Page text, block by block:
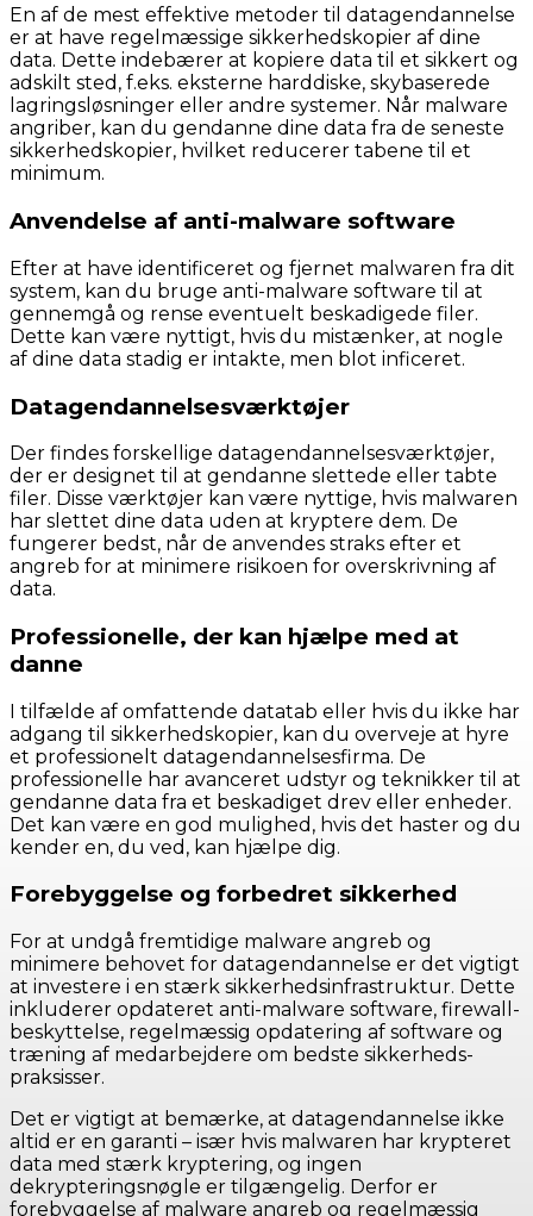
En af de mest effektive metoder til datagendannelse
er at have regelmæssige sikkerhedskopier af dine
data. Dette indebærer at kopiere data til et sikkert og
adskilt sted, f.eks. eksterne harddiske, skybaserede
lagringsløsninger eller andre systemer. Når malware
angriber, kan du gendanne dine data fra de seneste
sikkerhedskopier, hvilket reducerer tabene til et
minimum.
Anvendelse af anti-malware software
Efter at have identificeret og fjernet malwaren fra dit
system, kan du bruge anti-malware software til at
gennemgå og rense eventuelt beskadigede filer.
Dette kan være nyttigt, hvis du mistænker, at nogle
af dine data stadig er intakte, men blot inficeret.
Datagendannelsesværktøjer
Der findes forskellige datagendannelsesværktøjer,
der er designet til at gendanne slettede eller tabte
filer. Disse værktøjer kan være nyttige, hvis malwaren
har slettet dine data uden at kryptere dem. De
fungerer bedst, når de anvendes straks efter et
angreb for at minimere risikoen for overskrivning af
data.
Professionelle, der kan hjælpe med at
danne
I tilfælde af omfattende datatab eller hvis du ikke har
adgang til sikkerhedskopier, kan du overveje at hyre
et professionelt datagendannelsesfirma. De
professionelle har avanceret udstyr og teknikker til at
gendanne data fra et beskadiget drev eller enheder.
Det kan være en god mulighed, hvis det haster og du
kender en, du ved, kan hjælpe dig.
Forebyggelse og forbedret sikkerhed
For at undgå fremtidige malware angreb og
minimere behovet for datagendannelse er det vigtigt
at investere i en stærk sikkerhedsinfrastruktur. Dette
inkluderer opdateret anti-malware software, firewall-
beskyttelse, regelmæssig opdatering af software og
træning af medarbejdere om bedste sikkerheds-
praksisser.
Det er vigtigt at bemærke, at datagendannelse ikke
altid er en garanti – især hvis malwaren har krypteret
data med stærk kryptering, og ingen
dekrypteringsnøgle er tilgængelig. Derfor er
forebyggelse af malware angreb og regelmæssig